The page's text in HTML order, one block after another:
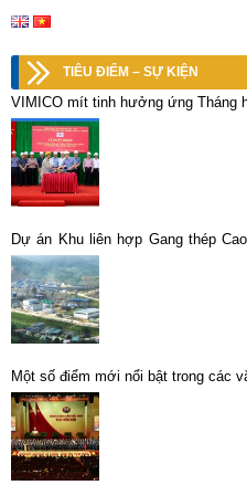
TIÊU ĐIỂM – SỰ KIỆN
VIMICO mít tinh hưởng ứng Tháng
Dự án Khu liên hợp Gang thép
đắn của TKV
Một số điểm mới nổi bật trong các